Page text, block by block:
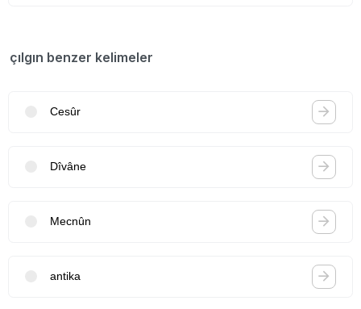
çılgın benzer kelimeler
Cesûr
Dîvâne
Mecnûn
antika